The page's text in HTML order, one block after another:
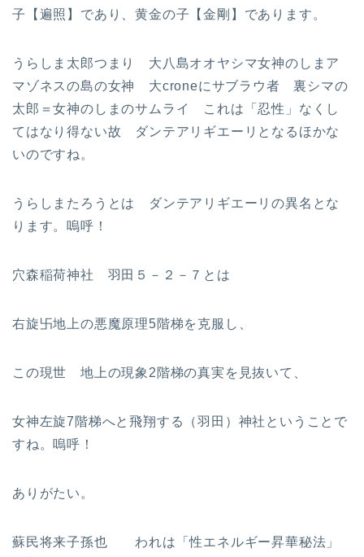
子【遍照】であり、黄金の子【金剛】であります。
うらしま太郎つまり 大八島オオヤシマ女神のしまア
マゾネスの島の女神 大croneにサブラウ者 裏シマの
太郎＝女神のしまのサムライ これは「忍性」なくし
てはなり得ない故 ダンテアリギエーリとなるほかな
いのですね。
うらしまたろうとは ダンテアリギエーリの異名とな
ります。嗚呼！
穴森稲荷神社 羽田５－２－７とは
右旋卐地上の悪魔原理5階梯を克服し、
この現世 地上の現象2階梯の真実を見抜いて、
女神左旋7階梯へと飛翔する（羽田）神社ということで
すね。嗚呼！
ありがたい。
蘇民将来子孫也 われは「性エネルギー昇華秘法」